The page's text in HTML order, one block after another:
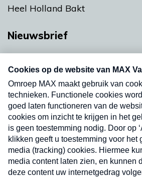
Heel Holland Bakt
Nieuwsbrief
nieuwsbrief. Elke vrijdag- en
uw mailbox.